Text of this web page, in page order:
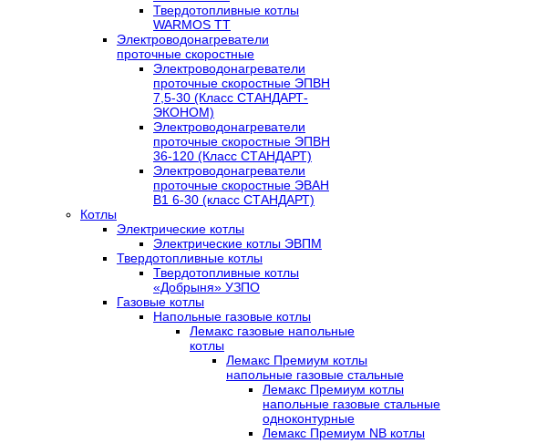
Твердотопливные котлы
WARMOS TT
Электроводонагреватели
проточные скоростные
Электроводонагреватели
проточные скоростные ЭПВН
7,5-30 (Класс СТАНДАРТ-
ЭКОНОМ)
Электроводонагреватели
проточные скоростные ЭПВН
36-120 (Класс СТАНДАРТ)
Электроводонагреватели
проточные скоростные ЭВАН
В1 6-30 (класс СТАНДАРТ)
Котлы
Электрические котлы
Электрические котлы ЭВПМ
Твердотопливные котлы
Твердотопливные котлы
«Добрыня» УЗПО
Газовые котлы
Напольные газовые котлы
Лемакс газовые напольные
котлы
Лемакс Премиум котлы
напольные газовые стальные
Лемакс Премиум котлы
напольные газовые стальные
одноконтурные
Лемакс Премиум NB котлы